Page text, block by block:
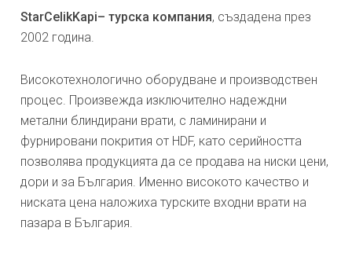
StarCelikKapi– турска компания, създадена през
2002 година.
Високотехнологично оборудване и производствен
процес. Произвежда изключително надеждни
метални блиндирани врати, с ламинирани и
фурнировани покрития от HDF, като серийността
позволява продукцията да се продава на ниски цени,
дори и за България. Именно високото качество и
ниската цена наложиха турските входни врати на
пазара в България.